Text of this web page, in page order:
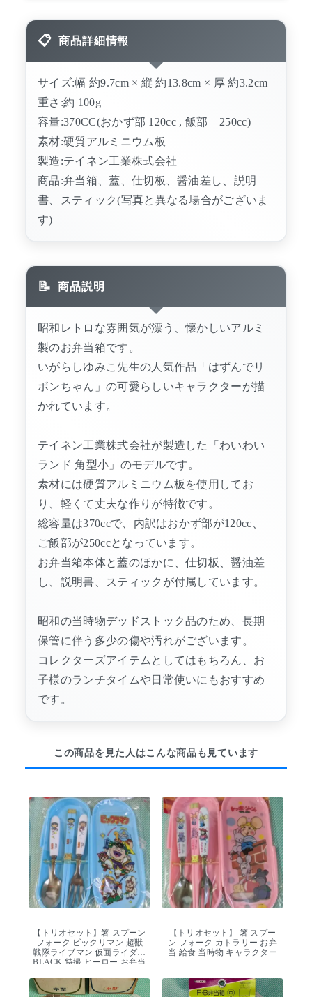
商品詳細情報
サイズ:幅 約9.7cm × 縦 約13.8cm × 厚 約3.2cm
重さ:約 100g
容量:370CC(おかず部 120cc , 飯部 250cc)
素材:硬質アルミニウム板
製造:テイネン工業株式会社
商品:弁当箱、蓋、仕切板、醤油差し、説明
書、スティック(写真と異なる場合がございま
す)
商品説明
昭和レトロな雰囲気が漂う、懐かしいアルミ
製のお弁当箱です。
いがらしゆみこ先生の人気作品「はずんでリ
ボンちゃん」の可愛らしいキャラクターが描
かれています。
テイネン工業株式会社が製造した「わいわい
ランド 角型小」のモデルです。
素材には硬質アルミニウム板を使用してお
り、軽くて丈夫な作りが特徴です。
総容量は370ccで、内訳はおかず部が120cc、
ご飯部が250ccとなっています。
お弁当箱本体と蓋のほかに、仕切板、醤油差
し、説明書、スティックが付属しています。
昭和の当時物デッドストック品のため、長期
保管に伴う多少の傷や汚れがございます。
コレクターズアイテムとしてはもちろん、お
子様のランチタイムや日常使いにもおすすめ
です。
この商品を見た人はこんな商品も見ています
【トリオセット】箸 スプーン
フォーク ビックリマン 超獣
戦隊ライブマン 仮面ライダー
BLACK 特撮 ヒーロー お弁当
【トリオセット】 箸 スプー
ン フォーク カトラリー お弁
当 給食 当時物 キャラクター